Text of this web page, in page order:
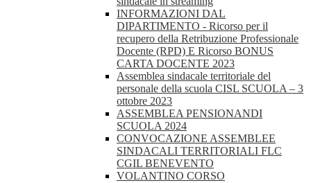
INFORMAZIONI DAL
DIPARTIMENTO - Ricorso per il
recupero della Retribuzione Professionale
Docente (RPD) E Ricorso BONUS
CARTA DOCENTE 2023
Assemblea sindacale territoriale del
personale della scuola CISL SCUOLA – 3
ottobre 2023
ASSEMBLEA PENSIONANDI
SCUOLA 2024
CONVOCAZIONE ASSEMBLEE
SINDACALI TERRITORIALI FLC
CGIL BENEVENTO
VOLANTINO CORSO